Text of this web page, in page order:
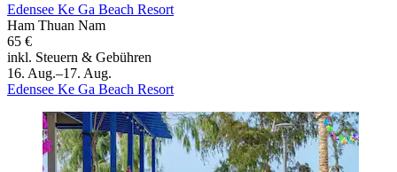
Edensee Ke Ga Beach Resort
Ham Thuan Nam
65 €
inkl. Steuern & Gebühren
16. Aug.–17. Aug.
Edensee Ke Ga Beach Resort